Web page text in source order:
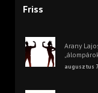
Friss
Arany
augusztus